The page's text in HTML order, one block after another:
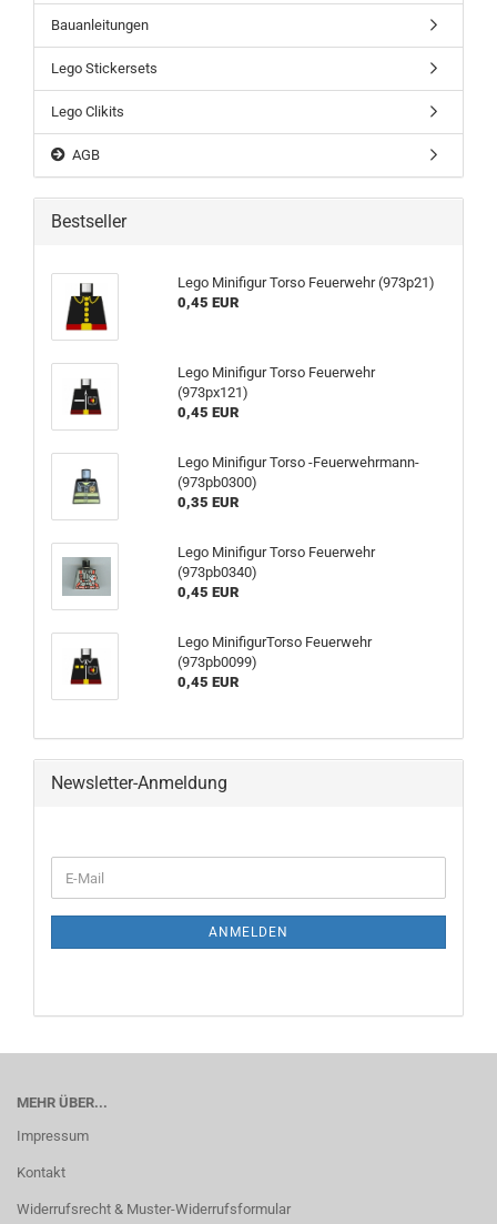
Bauanleitungen
Lego Stickersets
Lego Clikits
AGB
Bestseller
Lego Minifigur Torso Feuerwehr (973p21)
0,45 EUR
Lego Minifigur Torso Feuerwehr
(973px121)
0,45 EUR
Lego Minifigur Torso -Feuerwehrmann-
(973pb0300)
0,35 EUR
Lego Minifigur Torso Feuerwehr
(973pb0340)
0,45 EUR
Lego MinifigurTorso Feuerwehr
(973pb0099)
0,45 EUR
Newsletter-Anmeldung
ANMELDEN
MEHR ÜBER...
Impressum
Kontakt
Widerrufsrecht & Muster-Widerrufsformular